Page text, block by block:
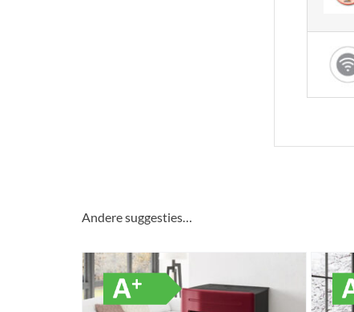
Andere suggesties…